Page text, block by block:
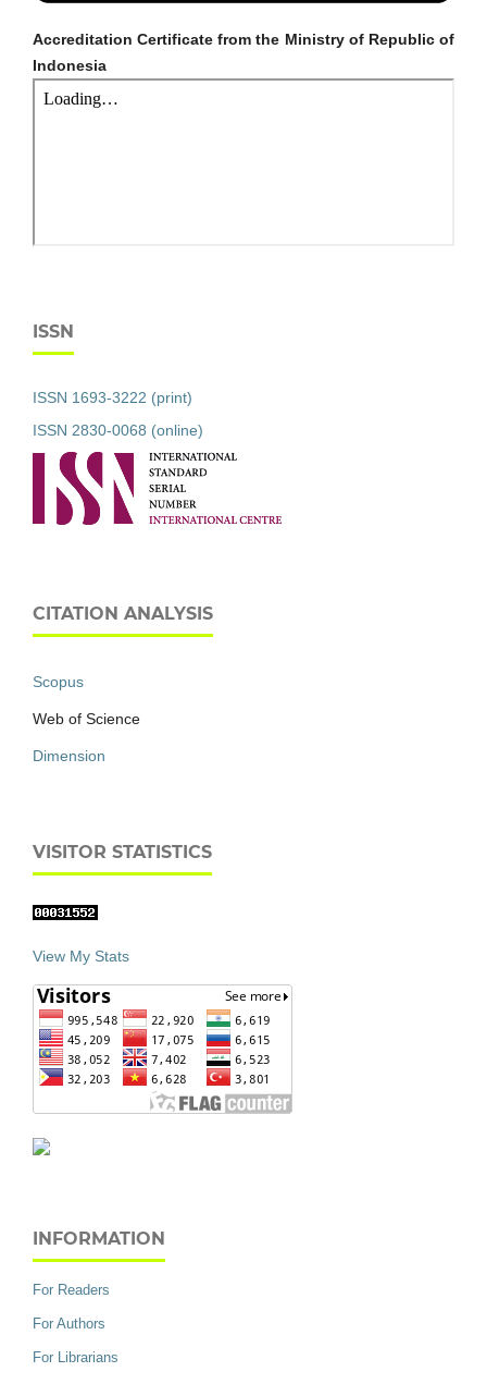
Accreditation Certificate from the Ministry of Republic of
Indonesia
ISSN
ISSN 1693-3222 (print)
ISSN 2830-0068 (online)
CITATION ANALYSIS
Scopus
Web of Science
Dimension
VISITOR STATISTICS
View My Stats
INFORMATION
For Readers
For Authors
For Librarians